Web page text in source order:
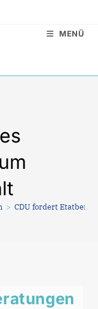
MENÜ
> CDU fordert